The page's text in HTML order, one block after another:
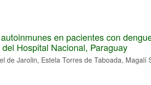
en pacientes con
Hospital Nacional, Paraguay
de Jarolin, Estela Torres de Taboada, Magalí